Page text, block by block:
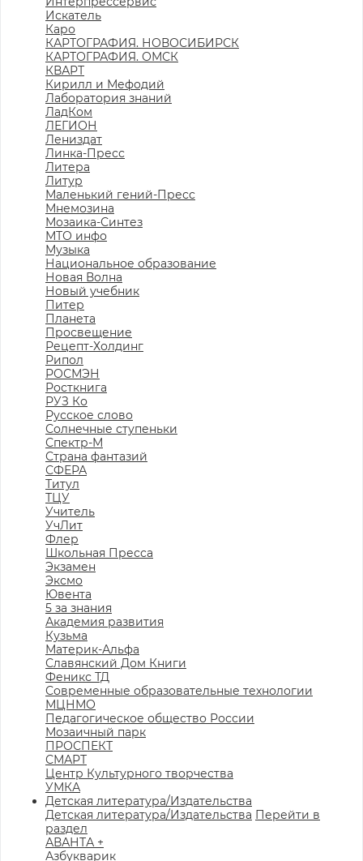
Искатель
Каро
КАРТОГРАФИЯ. НОВОСИБИРСК
КАРТОГРАФИЯ. ОМСК
КВАРТ
Кирилл и Мефодий
Лаборатория знаний
ЛадКом
ЛЕГИОН
Лениздат
Линка-Пресс
Литера
Литур
Маленький гений-Пресс
Мнемозина
Мозаика-Синтез
МТО инфо
Музыка
Национальное образование
Новая Волна
Новый учебник
Питер
Планета
Просвещение
Рецепт-Холдинг
Рипол
РОСМЭН
Росткнига
РУЗ Ко
Русское слово
Солнечные ступеньки
Спектр-М
Страна фантазий
СФЕРА
Титул
ТЦУ
Учитель
УчЛит
Флер
Школьная Пресса
Экзамен
Эксмо
Ювента
5 за знания
Академия развития
Кузьма
Материк-Альфа
Славянский Дом Книги
Феникс ТД
Современные образовательные технологии
МЦНМО
Педагогическое общество России
Мозаичный парк
ПРОСПЕКТ
СМАРТ
Центр Культурного творчества
УМКА
Детская литература/Издательства
Детская литература/Издательства Перейти в
раздел
АВАНТА +
Азбукварик